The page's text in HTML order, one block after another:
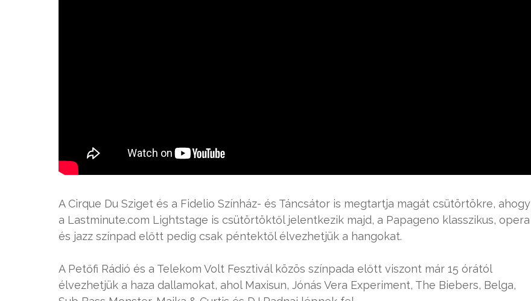
A Cirque Du Sziget és a Fidelio Színház- és Táncsátor is megtartja magát csütörtökre, ahogy
a Lastminute.com Lightstage is csütörtöktől jelentkezik majd, a Papageno klasszikus, opera
és jazz színpad előtt pedig csak péntektől élvezhetjük a hangokat.
A Petőfi Rádió és a Telekom Volt Fesztivál közös színpada előtt viszont már 15 órától
élvezhetjük a haza dallamokat, ahol Maxisun, Jónás Vera Experiment, The Biebers, Belga,